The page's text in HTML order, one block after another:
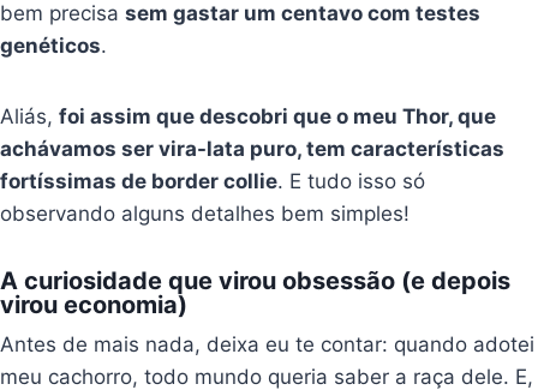
bem precisasem gastar um centavo com testes
genéticos.
Aliás,foi assim que descobri que o meu Thor, que
achávamos ser vira-lata puro, tem características
fortíssimas de border collie. E tudo isso só
observando alguns detalhes bem simples!
A curiosidade que virou obsessão (e depois
virou economia)
Antes de mais nada, deixa eu te contar: quando adotei
meu cachorro, todo mundo queria saber a raça dele. E,